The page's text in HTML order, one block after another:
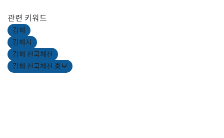
관련 키워드
김해
김해시
김해 전국체전
김해 전국체전 홍보